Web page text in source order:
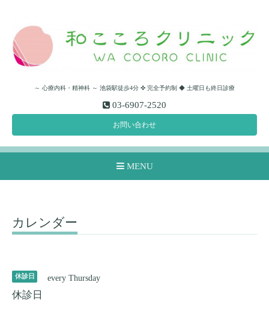
～ 心療内科・精神科 ～ 池袋駅徒歩4分 ✜ 完全予約制 ◆ 土曜日も終日診療
03-6907-2520
お問い合わせ
MENU
カレンダー
休診日 every Thursday
休診日